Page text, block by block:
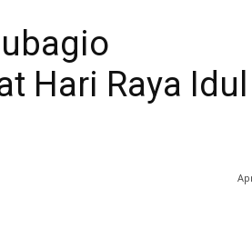
Hari Raya Idul